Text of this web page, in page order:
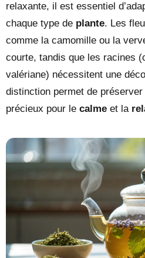
relaxante, il est essentiel
chaque type de plante. Les
comme la camomille ou la
courte, tandis que les racines
valériane) nécessitent une
distinction permet de
précieux pour le calme et la